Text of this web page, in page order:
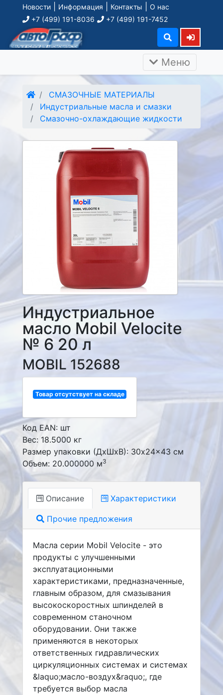
Новости Информация Контакты
О нас
+7 (499) 191-8036
+7 (499) 191-7452
Меню
СМАЗОЧНЫЕ МАТЕРИАЛЫ
Индустриальные масла и смазки
Смазочно-охлаждающие жидкости
Индустриальное
масло Mobil Velocite
№ 6 20 л
MOBIL 152688
Товар отсутствует на складе
Код EAN: шт
Вес: 18.5000 кг
Размер упаковки (ДxШxВ): 30x24x43 см
Объем: 20.000000 м3
Описание Характеристики
Прочие предложения
Масла серии Mobil Velocite - это
продукты с улучшенными
эксплуатационными
характеристиками, предназначенные,
главным образом, для смазывания
высокоскоростных шпинделей в
современном станочном
оборудовании. Они также
применяются в некоторых
ответственных гидравлических
циркуляционных системах и системах
&laquo;масло-воздух&raquo;, где
требуется выбор масла